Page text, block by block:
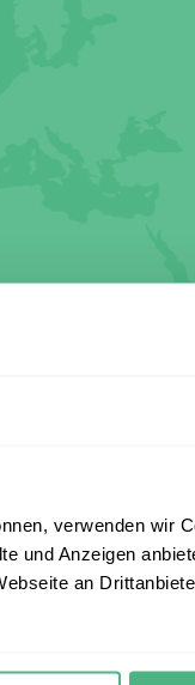
verwenden wir
und Anzeigen
an